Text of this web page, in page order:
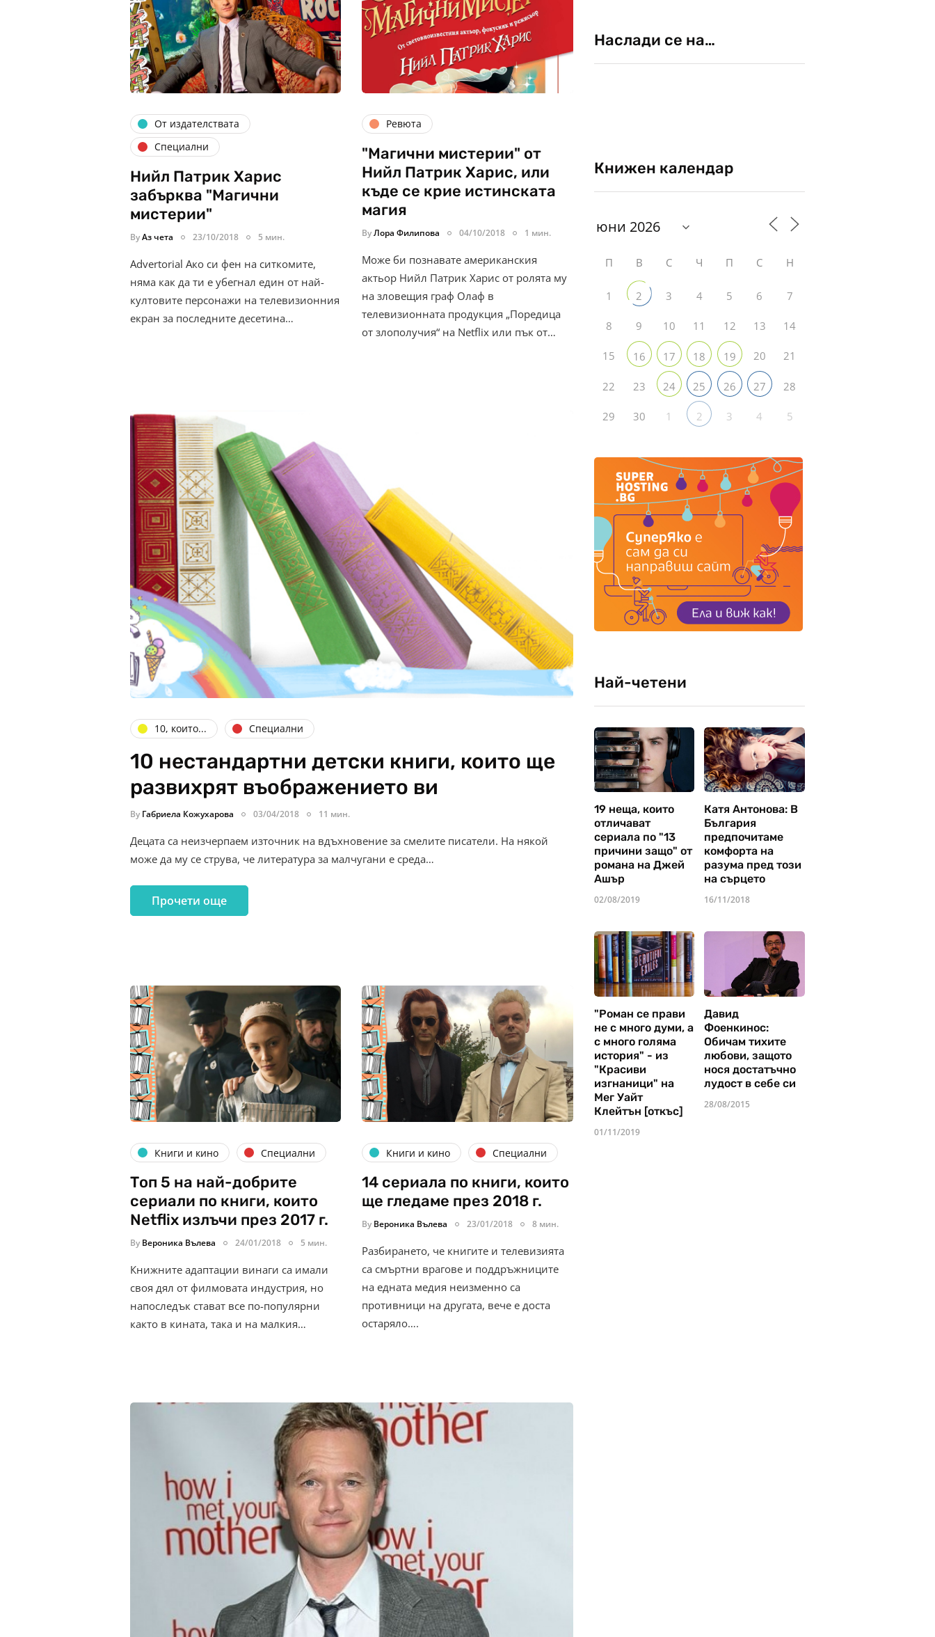
От издателствата
Специални
Нийл Патрик Харис
забърква "Магични
мистерии"
ByАз чета 23/10/2018 5 мин.
Advertorial Ако си фен на ситкомите,
няма как да ти е убегнал един от най-
култовите персонажи на телевизионния
екран за последните десетина…
Ревюта
"Магични мистерии" от
Нийл Патрик Харис, или
къде се крие истинската
магия
ByЛора Филипова 04/10/2018 1 мин.
Може би познавате американския
актьор Нийл Патрик Харис от ролята му
на зловещия граф Олаф в
телевизионната продукция „Поредица
от злополучия“ на Netflix или пък от…
10, които... Специални
10 нестандартни детски книги, които ще
развихрят въображението ви
By Габриела Кожухарова 03/04/2018 11 мин.
Децата са неизчерпаем източник на вдъхновение за смелите писатели. На някой
може да му се струва, че литература за малчугани е среда…
Прочети още
Книги и кино Специални
Топ 5 на най-добрите
сериали по книги, които
Netflix излъчи през 2017 г.
By Вероника Вълева 24/01/2018 5 мин.
Книжните адаптации винаги са имали
своя дял от филмовата индустрия, но
напоследък стават все по-популярни
както в кината, така и на малкия…
Книги и кино Специални
14 сериала по книги, които
ще гледаме през 2018 г.
By Вероника Вълева 23/01/2018 8 мин.
Разбирането, че книгите и телевизията
са смъртни врагове и поддръжниците
на едната медия неизменно са
противници на другата, вече е доста
остаряло….
Наслади се на…
Книжен календар
П В С Ч П С Н
1 2 3 4 5 6 7
8 9 10 11 12 13 14
15 16 17 18 19 20 21
22 23 24 25 26 27 28
29 30 1 2 3 4 5
Най-четени
19 неща, които
отличават
сериала по "13
причини защо" от
романа на Джей
Ашър
02/08/2019
Катя Антонова: В
България
предпочитаме
комфорта на
разума пред този
на сърцето
16/11/2018
"Роман се прави
не с много думи, а
с много голяма
история" - из
"Красиви
изгнаници" на
Мег Уайт
Клейтън [откъс]
01/11/2019
Давид
Фоенкинос:
Обичам тихите
любови, защото
нося достатъчно
лудост в себе си
28/08/2015